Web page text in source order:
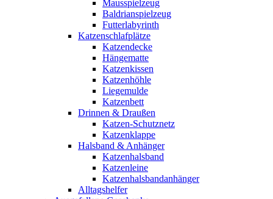
Mausspielzeug
Baldrianspielzeug
Futterlabyrinth
Katzenschlafplätze
Katzendecke
Hängematte
Katzenkissen
Katzenhöhle
Liegemulde
Katzenbett
Drinnen & Draußen
Katzen-Schutznetz
Katzenklappe
Halsband & Anhänger
Katzenhalsband
Katzenleine
Katzenhalsbandanhänger
Alltagshelfer